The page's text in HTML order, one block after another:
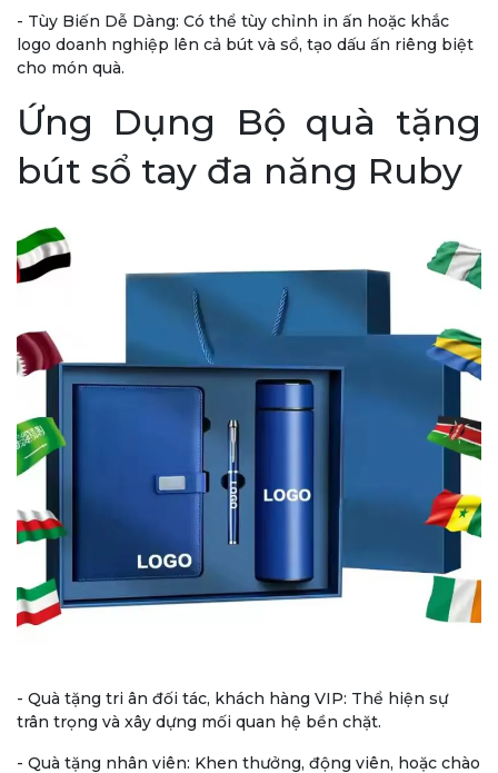
- Tùy Biến Dễ Dàng: Có thể tùy chỉnh in ấn hoặc khắc
logo doanh nghiệp lên cả bút và sổ, tạo dấu ấn riêng biệt
cho món quà.
Ứng Dụng Bộ quà tặng
bút sổ tay đa năng Ruby
- Quà tặng tri ân đối tác, khách hàng VIP: Thể hiện sự
trân trọng và xây dựng mối quan hệ bền chặt.
- Quà tặng nhân viên: Khen thưởng, động viên, hoặc chào